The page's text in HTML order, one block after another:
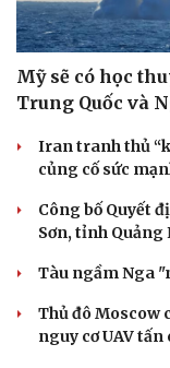
Dinh dưỡng - món
Sản phụ khoa
Nhi khoa
Làm đẹp - giảm cân
Ăn sạch sống khỏe
Mỹ sẽ có học
Trung Quốc và
Iran tranh thủ
củng cố sức
Công bố Quyết
Sơn, tỉnh Quảng
Tàu ngầm Nga
Thủ đô Moscow
nguy cơ UAV tấn